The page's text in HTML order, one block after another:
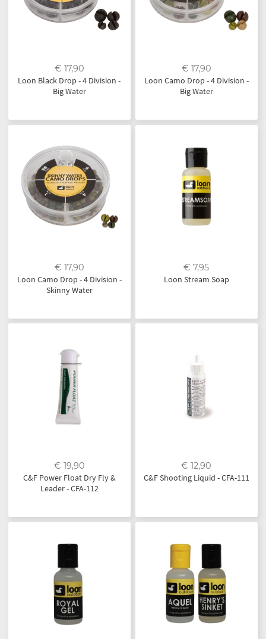
€ 17,90
Loon Black Drop - 4 Division -
Big Water
€ 17,90
Loon Camo Drop - 4 Division -
Big Water
€ 17,90
Loon Camo Drop - 4 Division -
Skinny Water
€ 7,95
Loon Stream Soap
€ 19,90
C&F Power Float Dry Fly &
Leader - CFA-112
€ 12,90
C&F Shooting Liquid - CFA-111